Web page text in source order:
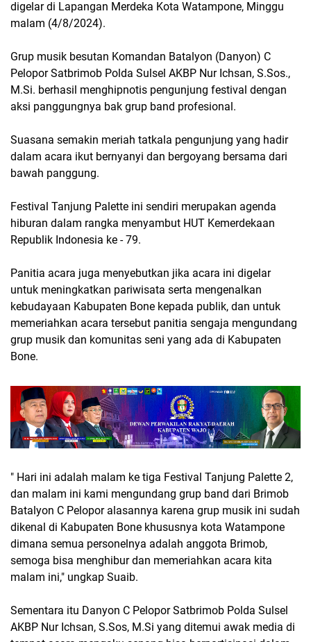
digelar di Lapangan Merdeka Kota Watampone, Minggu
malam (4/8/2024).
Grup musik besutan Komandan Batalyon (Danyon) C
Pelopor Satbrimob Polda Sulsel AKBP Nur Ichsan, S.Sos.,
M.Si. berhasil menghipnotis pengunjung festival dengan
aksi panggungnya bak grup band profesional.
Suasana semakin meriah tatkala pengunjung yang hadir
dalam acara ikut bernyanyi dan bergoyang bersama dari
bawah panggung.
Festival Tanjung Palette ini sendiri merupakan agenda
hiburan dalam rangka menyambut HUT Kemerdekaan
Republik Indonesia ke - 79.
Panitia acara juga menyebutkan jika acara ini digelar
untuk meningkatkan pariwisata serta mengenalkan
kebudayaan Kabupaten Bone kepada publik, dan untuk
memeriahkan acara tersebut panitia sengaja mengundang
grup musik dan komunitas seni yang ada di Kabupaten
Bone.
" Hari ini adalah malam ke tiga Festival Tanjung Palette 2,
dan malam ini kami mengundang grup band dari Brimob
Batalyon C Pelopor alasannya karena grup musik ini sudah
dikenal di Kabupaten Bone khususnya kota Watampone
dimana semua personelnya adalah anggota Brimob,
semoga bisa menghibur dan memeriahkan acara kita
malam ini," ungkap Suaib.
Sementara itu Danyon C Pelopor Satbrimob Polda Sulsel
AKBP Nur Ichsan, S.Sos, M.Si yang ditemui awak media di